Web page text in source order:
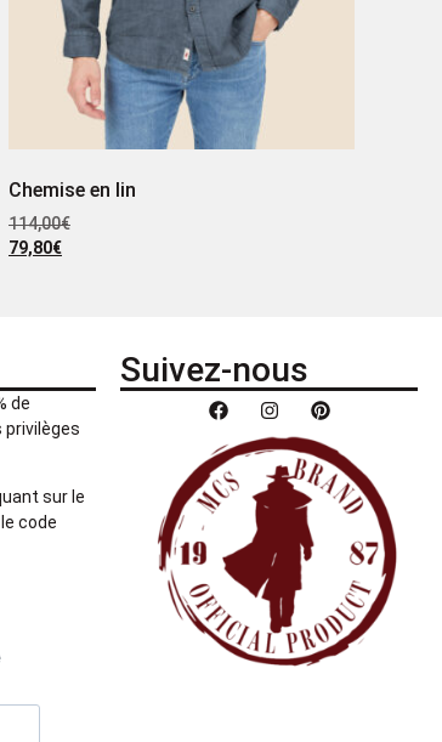
Chemise en lin
114,00€
79,80€
de
sur le
code
Suivez-nous